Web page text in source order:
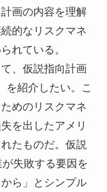
画の内容を理解
的なリスクマネ
れている。
、仮説指向計画
を紹介したい。こ
めのリスクマネ
を出したアメリ
たものだ。仮説
失敗する要因を
ら」とシンプル